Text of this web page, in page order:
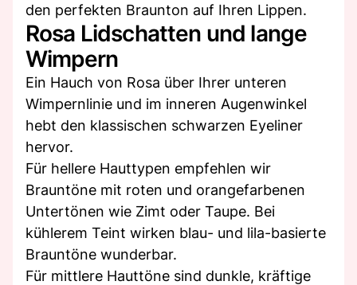
den perfekten Braunton auf Ihren Lippen.
Rosa Lidschatten und lange
Wimpern
Ein Hauch von Rosa über Ihrer unteren
Wimpernlinie und im inneren Augenwinkel
hebt den klassischen schwarzen Eyeliner
hervor.
Für hellere Hauttypen empfehlen wir
Brauntöne mit roten und orangefarbenen
Untertönen wie Zimt oder Taupe. Bei
kühlerem Teint wirken blau- und lila-basierte
Brauntöne wunderbar.
Für mittlere Hauttöne sind dunkle, kräftige